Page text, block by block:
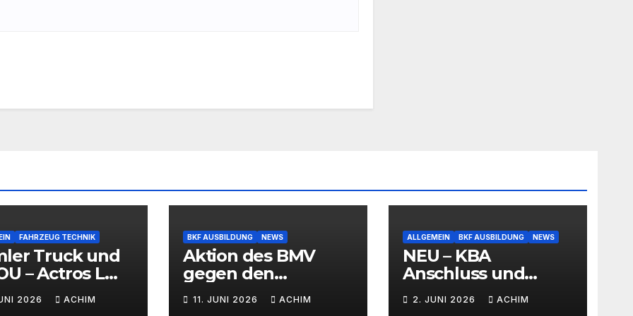
FAHRZEUG TECHNIK
Truck und
– Actros L
2026 ACHIM
BKF AUSBILDUNG NEWS
Aktion des BMV
gegen den
11. JUNI 2026 ACHIM
ALLGEMEIN BKF AUSBILDUNG NEWS
NEU – KBA
Anschluss und
AKTIONSPREISE!!!
2. JUNI 2026 ACHIM